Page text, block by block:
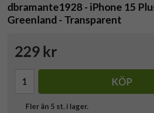
dbramante1928 - iPhone 15
Greenland - Transparent
229 kr
KÖP
Fler än 5 st. i lager.